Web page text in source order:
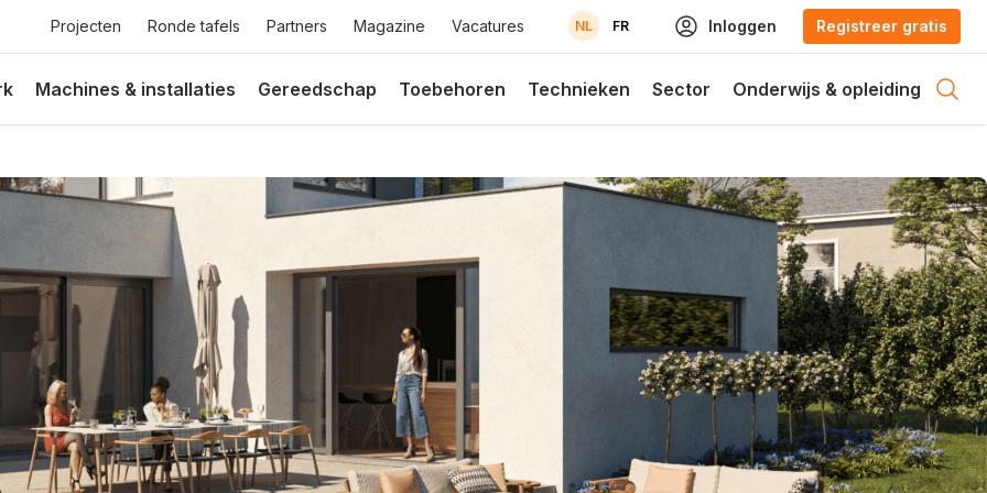
Top
Projecten Ronde tafels Partners Magazine Vacatures NL FR Inloggen Registreer gratis
Machines & installaties Gereedschap Toebehoren Technieken Sector Onderwijs & opleiding